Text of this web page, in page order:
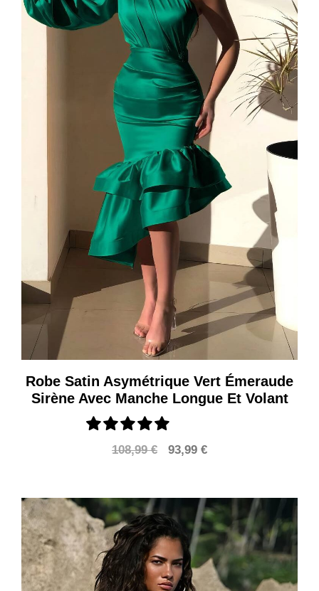
Robe Satin Asymétrique Vert Émeraude
Sirène Avec Manche Longue Et Volant
108,99€
Le
était :
108,99 €.
93,99 €Le
est :
93,99 €.